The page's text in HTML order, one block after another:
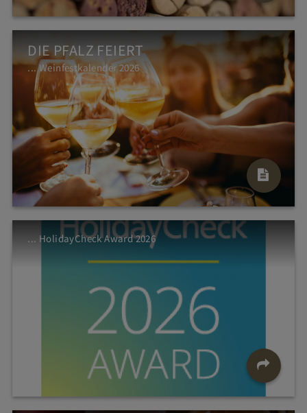
DIE PFALZ FEIERT
... Weinfestkalender 2026
... HolidayCheck Award 2026